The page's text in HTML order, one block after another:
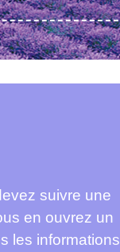
suivre une
en ouvrez un
les informations